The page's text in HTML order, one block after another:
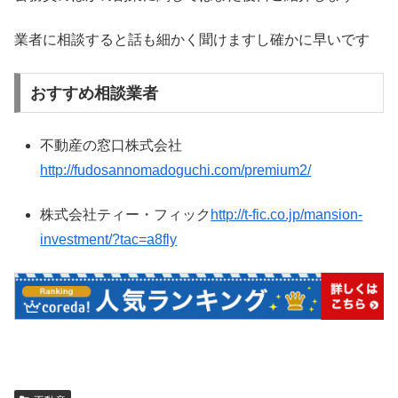
業者に相談すると話も細かく聞けますし確かに早いです
おすすめ相談業者
不動産の窓口株式会社
http://fudosannomadoguchi.com/premium2/
株式会社ティー・フィック http://t-fic.co.jp/mansion-
investment/?tac=a8fly